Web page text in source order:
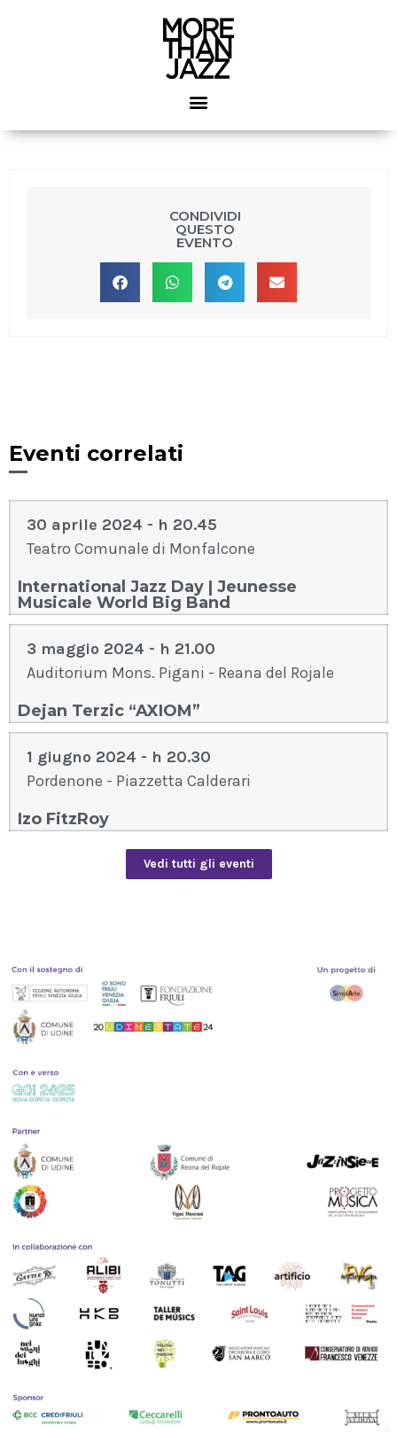
CONDIVIDI
QUESTO
EVENTO
Eventi correlati
30 aprile 2024 - h 20.45
Teatro Comunale di Monfalcone
International Jazz Day | Jeunesse
Musicale World Big Band
3 maggio 2024 - h 21.00
Auditorium Mons. Pigani - Reana del Rojale
Dejan Terzic “AXIOM”
1 giugno 2024 - h 20.30
Pordenone - Piazzetta Calderari
Izo FitzRoy
Vedi tutti gli eventi